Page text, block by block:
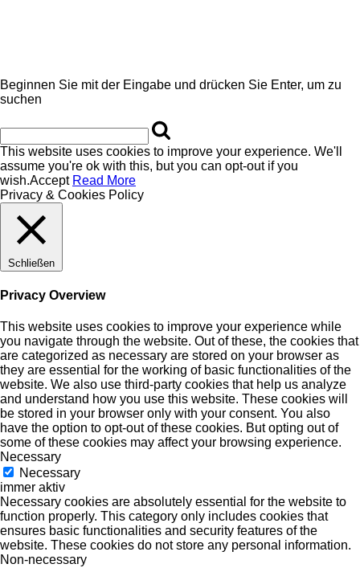
Beginnen Sie mit der Eingabe und drücken Sie Enter, um zu
suchen
This website uses cookies to improve your experience. We'll
assume you're ok with this, but you can opt-out if you
wish.Accept Read More
Privacy & Cookies Policy
Schließen
Privacy Overview
This website uses cookies to improve your experience while
you navigate through the website. Out of these, the cookies that
are categorized as necessary are stored on your browser as
they are essential for the working of basic functionalities of the
website. We also use third-party cookies that help us analyze
and understand how you use this website. These cookies will
be stored in your browser only with your consent. You also
have the option to opt-out of these cookies. But opting out of
some of these cookies may affect your browsing experience.
Necessary
Necessary
immer aktiv
Necessary cookies are absolutely essential for the website to
function properly. This category only includes cookies that
ensures basic functionalities and security features of the
website. These cookies do not store any personal information.
Non-necessary